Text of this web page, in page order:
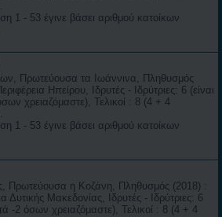
1 - 53 έγινε βάσει αριθμού κατοίκων
Πρωτεύουσα τα Ιωάννινα, Πληθυσμός
Ηπείρου, Ιδρυτές - Ιδρύτριες: 6 (είναι
χρειαζόμαστε), Τελικοί : 8 (4 + 4
1 - 53 έγινε βάσει αριθμού κατοίκων
Πρωτεύουσα η Κοζάνη, Πληθυσμός (2018) :
Δυτικής Μακεδονίας, Ιδρυτές - Ιδρύτριες: 6
-2 όσων χρειαζόμαστε), Τελικοί : 8 (4 + 4